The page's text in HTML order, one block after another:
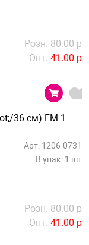
Розн. 80.00 р
Опт. 41.00 р
36 см) FM 1
Арт: 1206-0731
В упак: 1 шт
Розн. 80.00 р
Опт. 41.00 р